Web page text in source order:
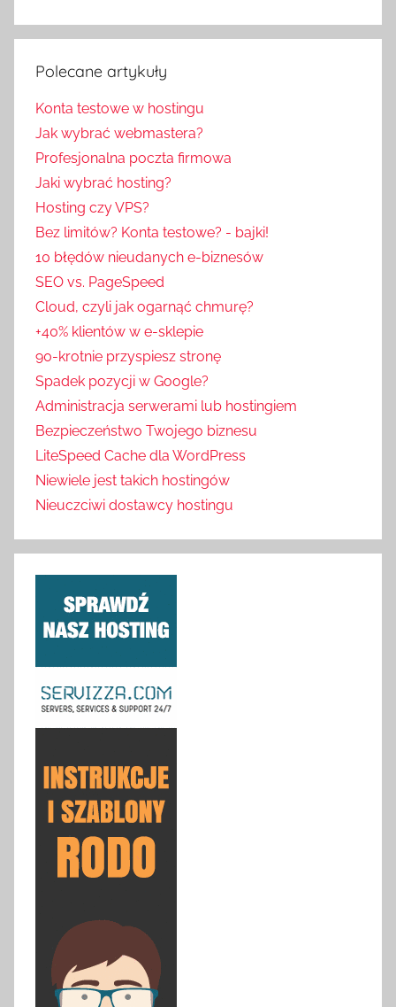
Polecane artykuły
Konta testowe w hostingu
Jak wybrać webmastera?
Profesjonalna poczta firmowa
Jaki wybrać hosting?
Hosting czy VPS?
Bez limitów? Konta testowe? - bajki!
10 błędów nieudanych e-biznesów
SEO vs. PageSpeed
Cloud, czyli jak ogarnąć chmurę?
+40% klientów w e-sklepie
90-krotnie przyspiesz stronę
Spadek pozycji w Google?
Administracja serwerami lub hostingiem
Bezpieczeństwo Twojego biznesu
LiteSpeed Cache dla WordPress
Niewiele jest takich hostingów
Nieuczciwi dostawcy hostingu